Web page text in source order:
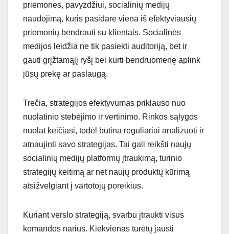
priemones, pavyzdžiui, socialinių medijų
naudojimą, kuris pasidarė viena iš efektyviausių
priemonių bendrauti su klientais. Socialinės
medijos leidžia ne tik pasiekti auditoriją, bet ir
gauti grįžtamąjį ryšį bei kurti bendruomenę aplink
jūsų prekę ar paslaugą.
Trečia, strategijos efektyvumas priklauso nuo
nuolatinio stebėjimo ir vertinimo. Rinkos sąlygos
nuolat keičiasi, todėl būtina reguliariai analizuoti ir
atnaujinti savo strategijas. Tai gali reikšti naujų
socialinių medijų platformų įtraukimą, turinio
strategijų keitimą ar net naujų produktų kūrimą
atsižvelgiant į vartotojų poreikius.
Kuriant verslo strategiją, svarbu įtraukti visus
komandos narius. Kiekvienas turėtų jausti